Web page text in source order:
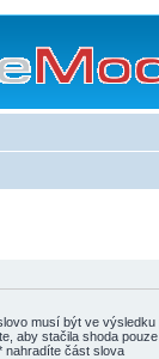
musí být ve výsledku
aby stačila shoda
nahradíte část slova